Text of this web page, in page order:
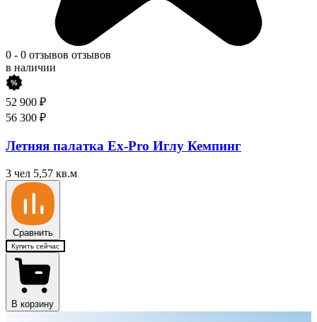
0 - 0 отзывов отзывов
в наличии
52 900 ₽
56 300 ₽
Летняя палатка Ex-Pro Иглу Кемпинг
3 чел 5,57 кв.м
Сравнить
Купить сейчас
В корзину